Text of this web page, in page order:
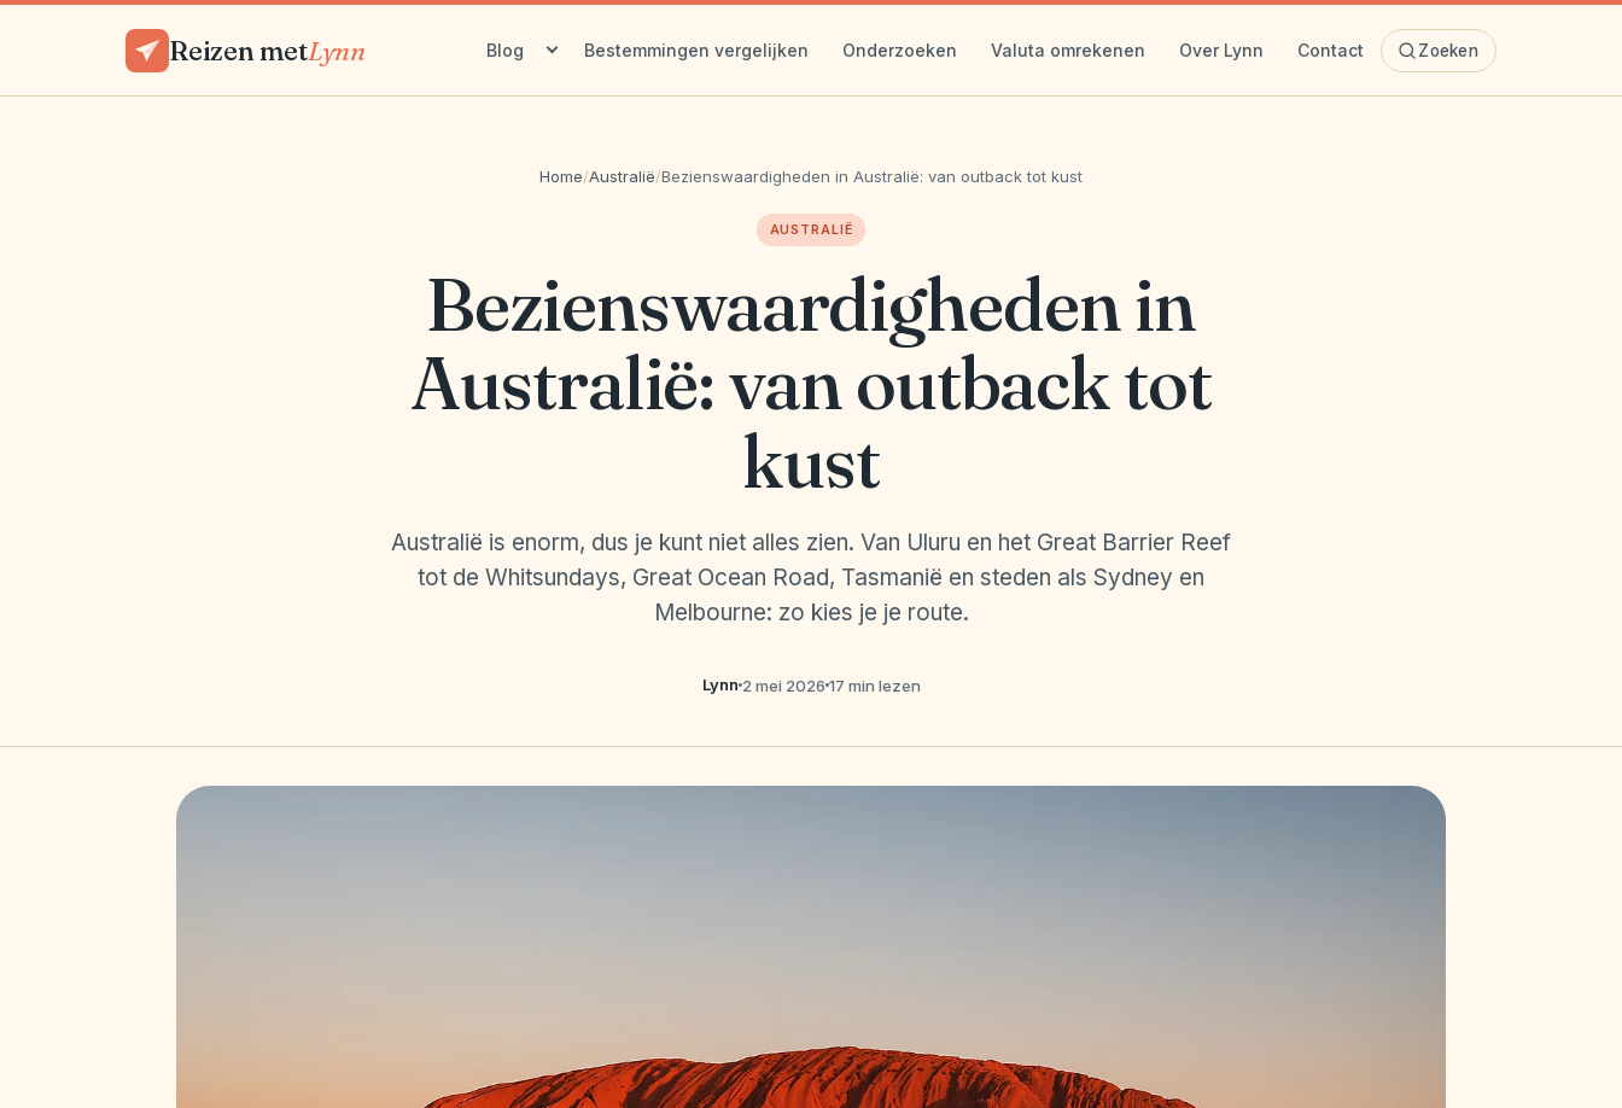
Reizen metLynn Blog Bestemmingen vergelijken Onderzoeken Valuta omrekenen Over Lynn Contact Zoeken
Home/Australië/Bezienswaardigheden in Australië: van outback tot kust
AUSTRALIË
Bezienswaardigheden in
Australië: van outback tot
kust
Australië is enorm, dus je kunt niet alles zien. Van Uluru en het Great Barrier Reef
tot de Whitsundays, Great Ocean Road, Tasmanië en steden als Sydney en
Melbourne: zo kies je je route.
Lynn 2 mei 2026 17 min lezen